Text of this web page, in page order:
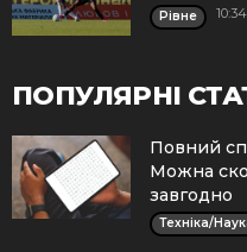
Рівне
ПОПУЛЯРНІ
Повний
Можна
завгодно
Техніка/